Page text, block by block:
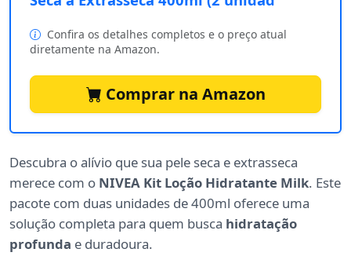
Confira os detalhes completos e o preço atual
diretamente na Amazon.
Comprar na Amazon
Descubra o alívio que sua pele seca e extrasseca
merece com o NIVEA Kit Loção Hidratante Milk. Este
pacote com duas unidades de 400ml oferece uma
solução completa para quem busca hidratação
profunda e duradoura.